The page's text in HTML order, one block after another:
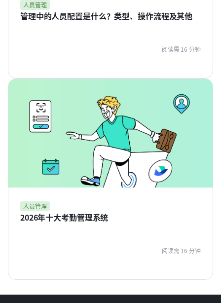
人员管理
管理中的人员配置是什么？类型、操作流程及其他
阅读需 16 分钟
人员管理
2026年十大考勤管理系统
阅读需 16 分钟